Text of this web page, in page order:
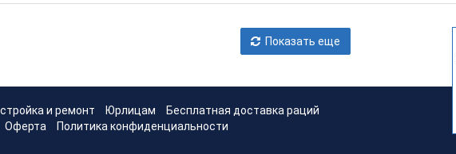
Показать еще
и ремонт Юрлицам
Бесплатная доставка раций
Оферта Политика конфиденциальности